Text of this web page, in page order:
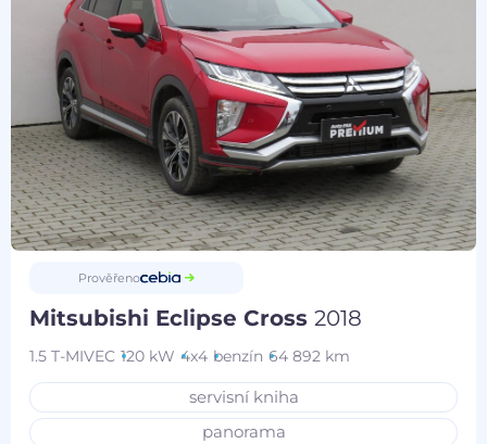
Prověřeno
Mitsubishi Eclipse Cross2018
1.5 T-MIVEC 120 kW 4x4 benzín 64 892 km
servisní kniha
panorama